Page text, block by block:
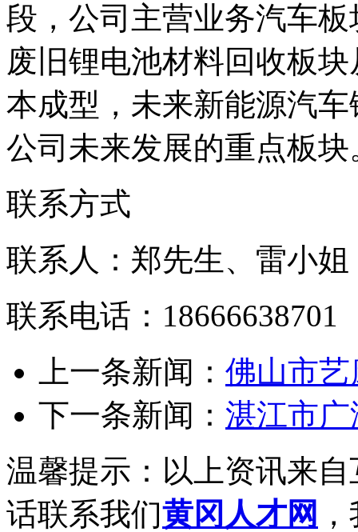
段，公司主营业务汽车
废旧锂电池材料回收板
本成型，未来新能源汽
公司未来发展的重点板块
联系方式
联系人：郑先生、雷小姐
联系电话：18666638701
上一条新闻： 佛山市
下一条新闻： 湛江市
温馨提示：以上资讯来
话联系我们黄冈人才网